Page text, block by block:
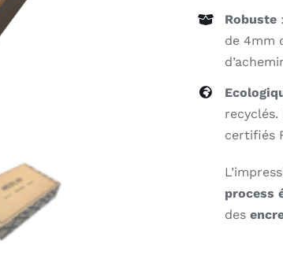
Robuste
de 4mm
certifiés
process
des